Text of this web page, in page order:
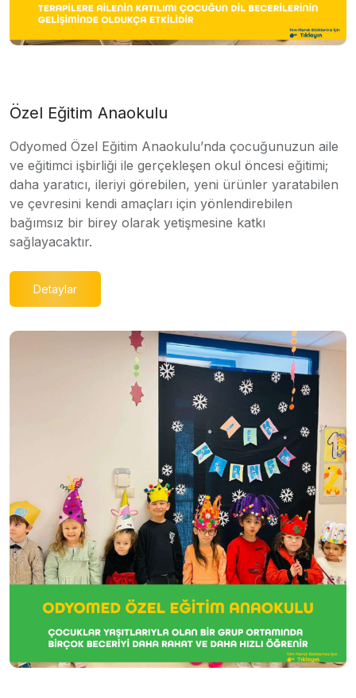
Özel Eğitim Anaokulu
Odyomed Özel Eğitim Anaokulu’nda çocuğunuzun aile
ve eğitimci işbirliği ile gerçekleşen okul öncesi eğitimi;
daha yaratıcı, ileriyi görebilen, yeni ürünler yaratabilen
ve çevresini kendi amaçları için yönlendirebilen
bağımsız bir birey olarak yetişmesine katkı
sağlayacaktır.
Detaylar